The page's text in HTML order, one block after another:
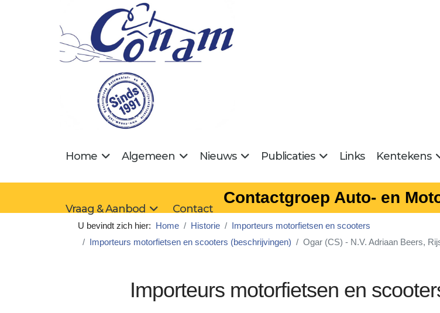
Home Algemeen Nieuws Publicaties Links Kentekens
Vraag & Aanbod Contact
Contactgroep Auto- en
U bevindt zich hier: Home Historie
Importeurs motorfietsen en scooters
Importeurs motorfietsen en scooters (beschrijvingen)
Ogar (CS) - N.V. Adriaan Beers,
Importeurs motorfietsen en